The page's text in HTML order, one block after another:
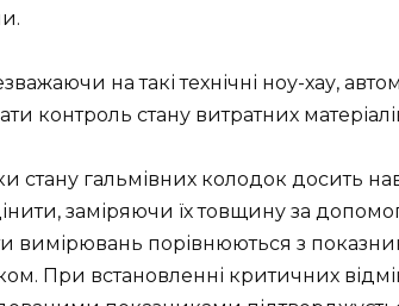
на такі технічні ноу-хау,
контроль стану витратних
стану гальмівних колодок досить
заміряючи їх товщину за
вимірювань порівнюються з
При встановленні критичних